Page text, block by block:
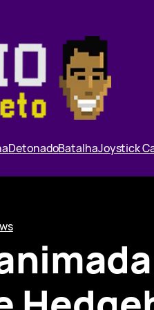
DetonadoBatalhaJoystick